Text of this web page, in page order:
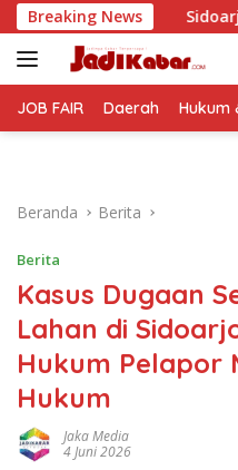
Langsung
ke
konten
Breaking News
Sidoarjo Bersiap Berubah,
JOB FAIR Daerah Hukum
Beranda Berita
Berita
Kasus Dugaan
Lahan di
Hukum Pelapor
Hukum
Jaka Media
4 Juni 2026